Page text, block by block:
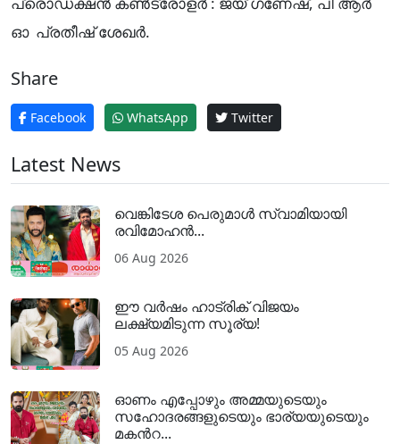
ഓ പ്രതീഷ് ശേഖർ.
Share
Facebook WhatsApp Twitter
Latest News
വെങ്കിടേശ പെരുമാൾ സ്വാമിയായി
രവിമോഹൻ...
06 Aug 2026
ഈ വർഷം ഹാട്രിക് വിജയം
ലക്ഷ്യമിടുന്ന സൂര്യ!
05 Aug 2026
ഓണം എപ്പോഴും അമ്മയുടെയും
സഹോദരങ്ങളുടെയും ഭാര്യയുടെയും
മകന്‍റ...